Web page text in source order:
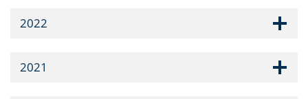
2022
2021